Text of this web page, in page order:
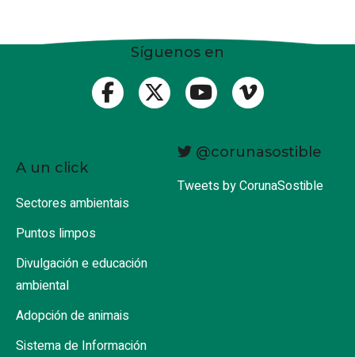
Síguenos en
A un click
Sectores ambientais
Puntos limpos
Divulgación e educación
ambiental
Adopción de animais
Sistema de Información
@corunasostible
Tweets by CorunaSostible